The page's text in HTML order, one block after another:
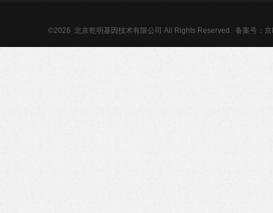
©2026 北京乾明基因技术有限公司 All Rights Reserved.备案号：